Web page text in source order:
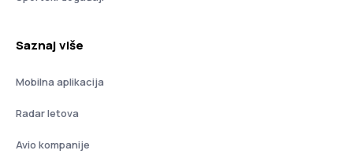
Saznaj više
Mobilna aplikacija
Radar letova
Avio kompanije